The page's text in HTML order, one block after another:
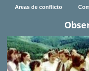
Areas de conflicto